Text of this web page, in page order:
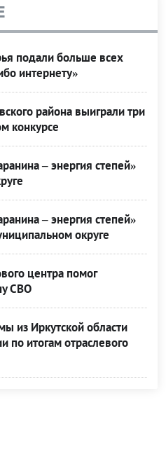
подали больше всех
интернету»
района выиграли три
конкурсе
– энергия степей»
– энергия степей»
округе
центра помог
СВО
из Иркутской области
по итогам отраслевого